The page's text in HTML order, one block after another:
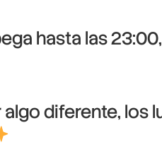
hasta las
diferente, los